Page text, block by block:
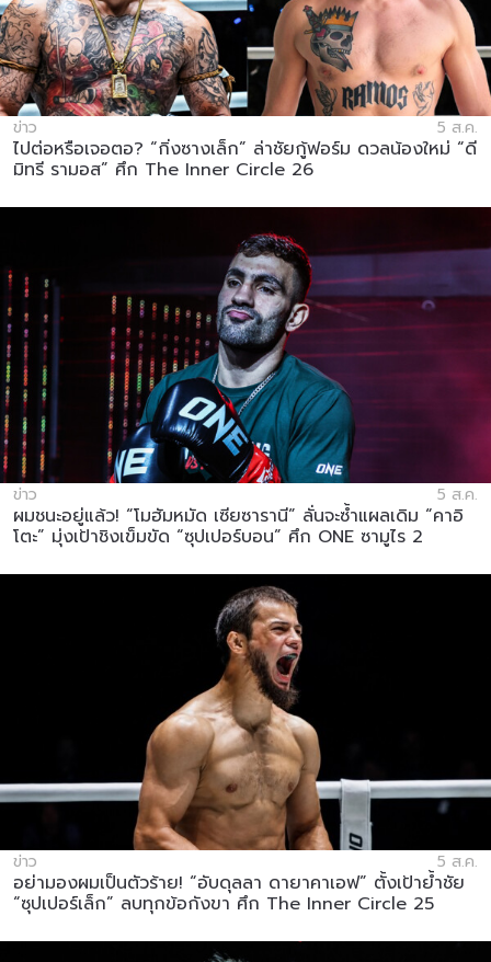
ข่าว 5 ส.ค.
ไปต่อหรือเจอตอ? “กิ่งซางเล็ก” ล่าชัยกู้ฟอร์ม ดวลน้องใหม่ “ดี
มิทรี รามอส” ศึก The Inner Circle 26
ข่าว 5 ส.ค.
ผมชนะอยู่แล้ว! “โมฮัมหมัด เซียซารานี” ลั่นจะซ้ำแผลเดิม “คาอิ
โตะ” มุ่งเป้าชิงเข็มขัด “ซุปเปอร์บอน” ศึก ONE ซามูไร 2
ข่าว 5 ส.ค.
อย่ามองผมเป็นตัวร้าย! “อับดุลลา ดายาคาเอฟ” ตั้งเป้าย้ำชัย
“ซุปเปอร์เล็ก” ลบทุกข้อกังขา ศึก The Inner Circle 25